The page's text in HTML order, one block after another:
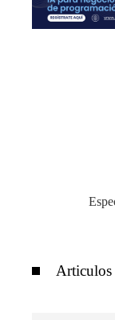
Articulos